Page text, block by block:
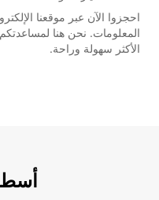
احجزوا الآن عبر موقعنا
المعلومات. نحن هنا
الأكثر سهولة وراحة.